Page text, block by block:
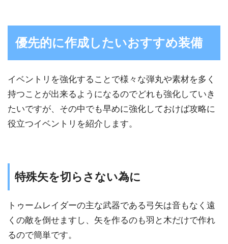
優先的に作成したいおすすめ装備
イベントリを強化することで様々な弾丸や素材を多く
持つことが出来るようになるのでどれも強化していき
たいですが、その中でも早めに強化しておけば攻略に
役立つイベントリを紹介します。
特殊矢を切らさない為に
トゥームレイダーの主な武器である弓矢は音もなく遠
くの敵を倒せますし、矢を作るのも羽と木だけで作れ
るので簡単です。